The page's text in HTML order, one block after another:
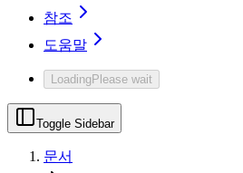
참조
도움말
LoadingPlease wait
Toggle Sidebar
문서